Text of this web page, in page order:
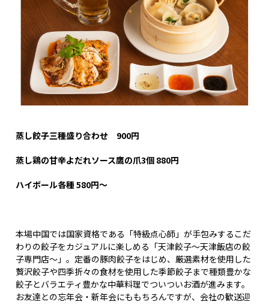
蒸し餃子三種盛り合わせ 900円
蒸し鶏の甘辛よだれソース鷹の爪3個 880円
ハイボール各種 580円～
本場中国では国家資格である「特級点心師」が手包みするこだ
わりの餃子をカジュアルに楽しめる「天津餃子～天津飯店の餃
子専門店～」。定番の豚肉餃子をはじめ、厳選素材を使用した
贅沢餃子や四季折々の食材を使用した季節餃子まで種類豊かな
餃子とバラエティ豊かな中華料理でついついお酒が進みます。
お友達との忘年会・新年会にももちろんですが、会社の歓送迎